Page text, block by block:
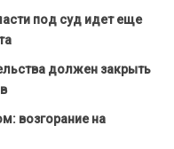
под суд идет еще
должен закрыть
возгорание на